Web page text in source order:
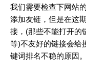
我们需要检查下网站
添加友链，但是在这
接，(那些不能打开的
等)不友好的链接会给
键词排名不稳的原因。